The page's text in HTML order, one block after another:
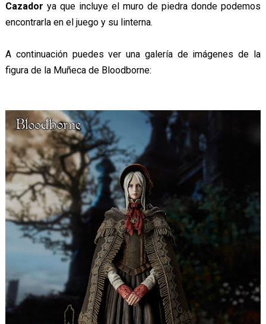
Cazador ya que incluye el muro de piedra donde podemos
encontrarla en el juego y su linterna.
A continuación puedes ver una galería de imágenes de la
figura de la Muñeca de Bloodborne: